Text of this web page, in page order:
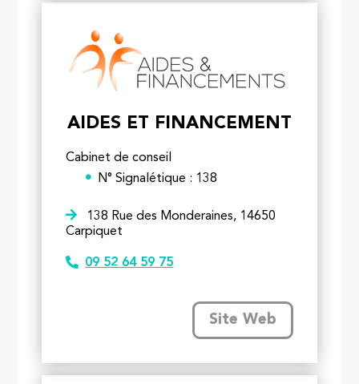
AIDES ET FINANCEMENT
Cabinet de conseil
N° Signalétique : 138
138 Rue des Monderaines, 14650
Carpiquet
09 52 64 59 75
Site Web